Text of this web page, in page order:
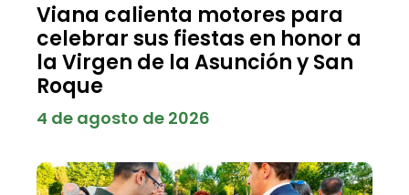
Viana calienta motores para
celebrar sus fiestas en honor a
la Virgen de la Asunción y San
Roque
4 de agosto de 2026